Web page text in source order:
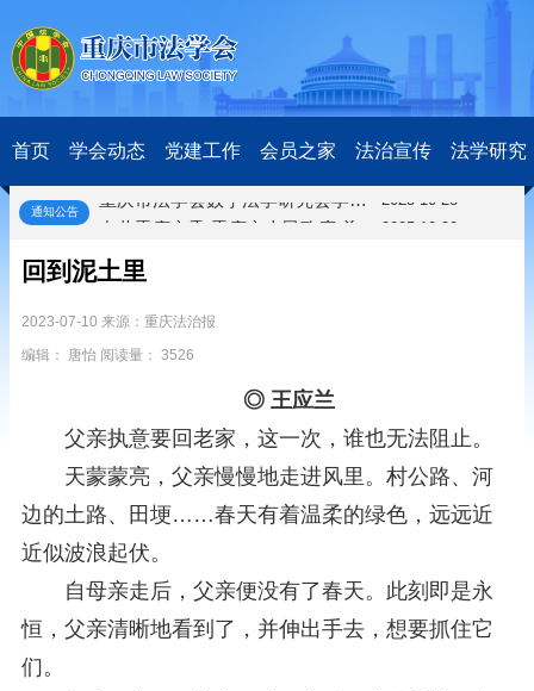
首页 学会动态 党建工作 会员之家 法治宣传 法学研究
通知公告
关于开展第十一届“全国杰出青年法学家”评选表彰活动的通知 2026-03-18
研究阐释党的二十届四中全会和中央全面依法治国工作会议精神专项课题立项公示公告 2026-02-28
关于研究阐释党的二十届四中全会和中央全面依法治国工作会议精神专项课题申报工作的通知 2025-12-07
第七届“中国—东盟法治论坛”11月20日至22日在渝举办 2025-11-18
2025-10-09
关于开展“2025年青年普法志愿者法治文化基层行”活动的通知 2025-04-22
会议预告 | 中国法学会法学期刊研究会2025年年会将在重庆召开 2025-03-12
关于开展第十一届“全国杰出青年法学家”评选表彰活动的通知 2026-03-18
第七届“中国—东盟法治论坛”11月20日至22日在渝举办 2025-11-18
重庆市法学会数字法学研究会学术年会拟于11月14日召开 2025-10-28
回到泥土里
2023-07-10 来源：重庆法治报
编辑： 唐怡 阅读量： 3526
◎ 王应兰
父亲执意要回老家，这一次，谁也无法阻止。
天蒙蒙亮，父亲慢慢地走进风里。村公路、河
边的土路、田埂……春天有着温柔的绿色，远远近
近似波浪起伏。
自母亲走后，父亲便没有了春天。此刻即是永
恒，父亲清晰地看到了，并伸出手去，想要抓住它
们。